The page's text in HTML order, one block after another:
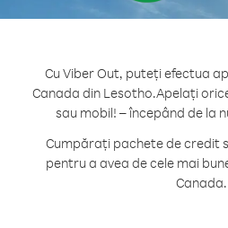
Cu Viber Out, puteți efectua
Canada din Lesotho.Apelați
sau mobil! – începând de la
Cumpărați pachete de credit
pentru a avea de cele mai
Canada.